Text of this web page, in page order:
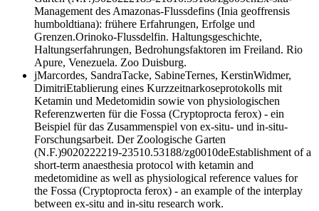
Management des Amazonas-Flussdefins (Inia geoffrensis
humboldtiana): frühere Erfahrungen, Erfolge und
Grenzen.Orinoko-Flussdelfin. Haltungsgeschichte,
Haltungserfahrungen, Bedrohungsfaktoren im Freiland. Rio
Apure, Venezuela. Zoo Duisburg.
jMarcordes, SandraTacke, SabineTernes, KerstinWidmer,
DimitriEtablierung eines Kurzzeitnarkoseprotokolls mit
Ketamin und Medetomidin sowie von physiologischen
Referenzwerten für die Fossa (Cryptoprocta ferox) - ein
Beispiel für das Zusammenspiel von ex-situ- und in-situ-
Forschungsarbeit. Der Zoologische Garten
(N.F.)9020222219-23510.53188/zg0010deEstablishment of a
short-term anaesthesia protocol with ketamin and
medetomidine as well as physiological reference values for
the Fossa (Cryptoprocta ferox) - an example of the interplay
between ex-situ and in-situ research work.